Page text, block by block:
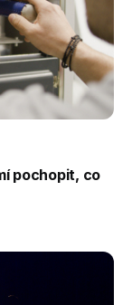
pochopit, co